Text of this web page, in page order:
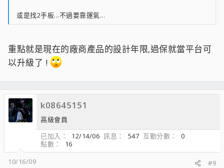
或是找2手板...不過要靠運氣...
重點就是現在的廠商產品的設計年限,過保就當平台可
以升級了 !
k08645151
高級會員
已加入
12/14/06 訊息 547 互動分數
0
點數
16
10/16/09
#9